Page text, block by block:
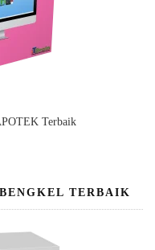
Terbaik
TERBAIK